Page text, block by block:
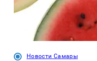
Новости Самары